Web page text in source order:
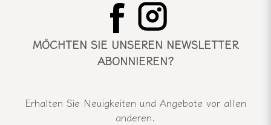
MÖCHTEN SIE UNSEREN NEWSLETTER
ABONNIEREN?
Erhalten Sie Neuigkeiten und Angebote vor allen
anderen.